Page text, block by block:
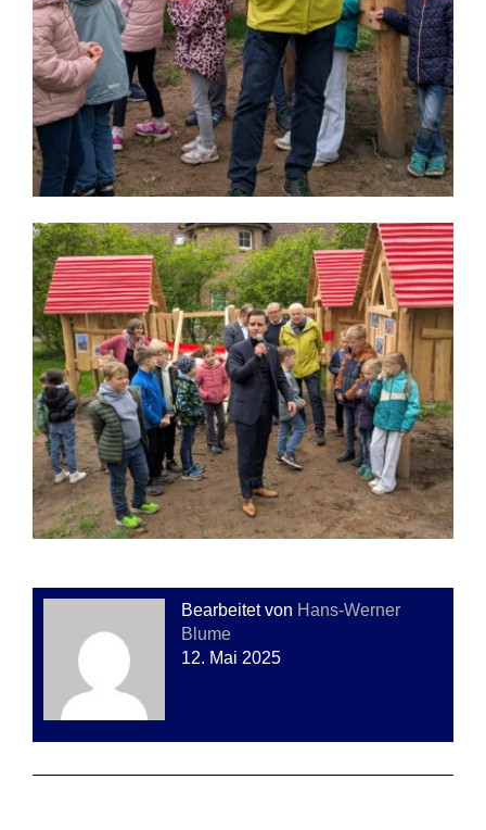
Bearbeitet von Hans-Werner
Blume
12. Mai 2025